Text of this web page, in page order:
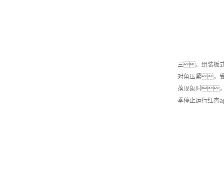
三、组装板
对角压紧，
落现象时
季停止运行红